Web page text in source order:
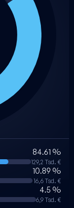
84.61 %
129,2 Tsd. €
10.89 %
16,6 Tsd. €
4.5 %
6,9 Tsd. €